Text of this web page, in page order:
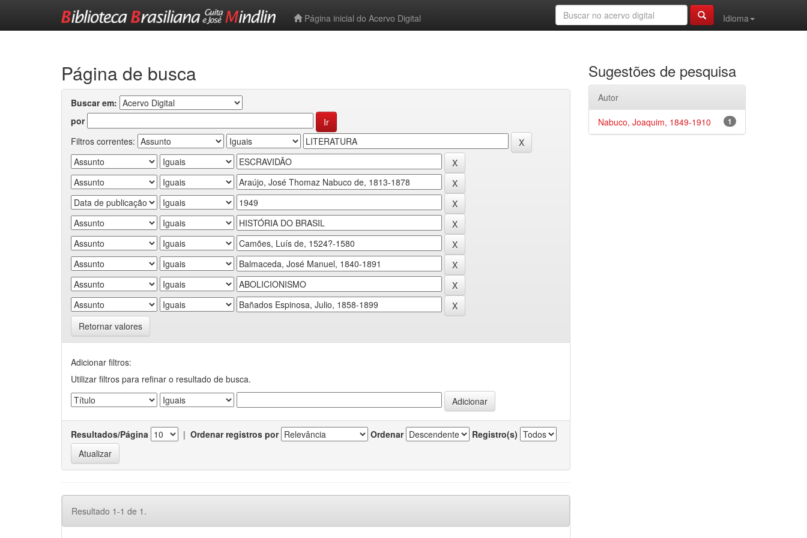
Página inicial do Acervo Digital
Idioma
Página de busca
Buscar em:
por
Filtros correntes:
Retornar valores
Adicionar filtros:
Utilizar filtros para refinar o resultado de busca.
Resultados/Página | Ordenar registros por Ordenar Registro(s)
Resultado 1-1 de 1.
Sugestões de pesquisa
Autor
1
Nabuco, Joaquim, 1849-1910